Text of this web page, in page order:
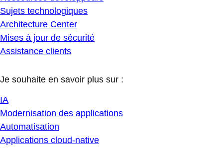
Sujets technologiques
Architecture Center
Mises à jour de sécurité
Assistance clients
Je souhaite en savoir plus sur :
IA
Modernisation des applications
Automatisation
Applications cloud-native